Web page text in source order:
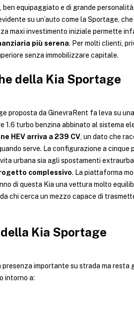
ben equipaggiato e di grande personalità.
su un’auto come la Sportage,
maxi investimento iniziale permette
più serena. Per molti clienti,
senza immobilizzare capitale.
della Kia Sportage
proposta da GinevraRent fa leva su
1.6 turbo benzina abbinato al sistema
HEV arriva a 239 CV, un dato che
serve. La configurazione a cinque
urbana sia agli spostamenti
complessivo. La piattaforma
di questa Kia una vettura molto
chi cerca un mezzo capace di
Kia Sportage
importante su strada ma resta
intorno a: